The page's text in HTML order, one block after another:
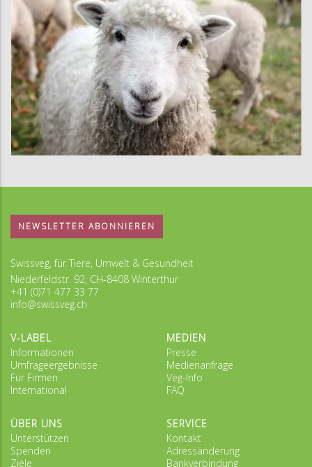
NEWSLETTER ABONNIEREN
Swissveg, für Tiere, Umwelt & Gesundheit
Niederfeldstr. 92, CH-8408 Winterthur
+41 (0)71 477 33 77
info@swissveg.ch
V-LABEL
Informationen
Umfrageergebnisse
Für Firmen
International
MEDIEN
Presse
Medienanfrage
Veg-Info
FAQ
ÜBER UNS
Unterstützen
Spenden
Ziele
SERVICE
Kontakt
Adressänderung
Bankverbindung